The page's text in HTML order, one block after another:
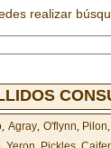
realizar
,Agray, O'flynn, Pilon